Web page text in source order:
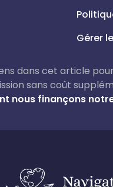
Gérer
dans cet article
sans coût
nous finançons